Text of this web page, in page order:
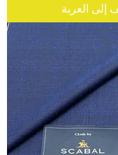
إلى العربة